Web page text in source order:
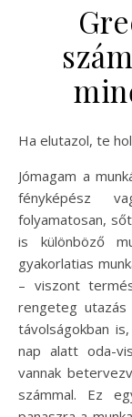
Ha elutazol, te
Jómagam a
fényképész
folyamatosan,
is különböző
gyakorlatias
– viszont
rengeteg utazás
távolságokban
nap alatt oda-
vannak
számmal. Ez